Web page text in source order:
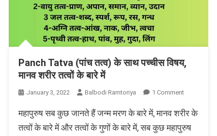
Panch Tatva (पांच तत्व) के साथ पच्चीस विषय,
मानव शरीर तत्वों के बारे में
January 3, 2022 Balbodi Ramtoriya 1 CommentOn
Tatva
महापुरुष सब कुछ जानते हैं जन्म मरण के बारे में, मानव शरीर के
तत्वों के बारे में और तत्वों के गुणों के बारे में, सब कुछ महापुरुष